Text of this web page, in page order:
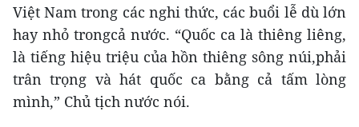
Việt Nam trong các nghi thức, các buổi lễ dù lớn
hay nhỏ trongcả nước. “Quốc ca là thiêng liêng,
là tiếng hiệu triệu của hồn thiêng sông núi,phải
trân trọng và hát quốc ca bằng cả tấm lòng
mình,” Chủ tịch nước nói.